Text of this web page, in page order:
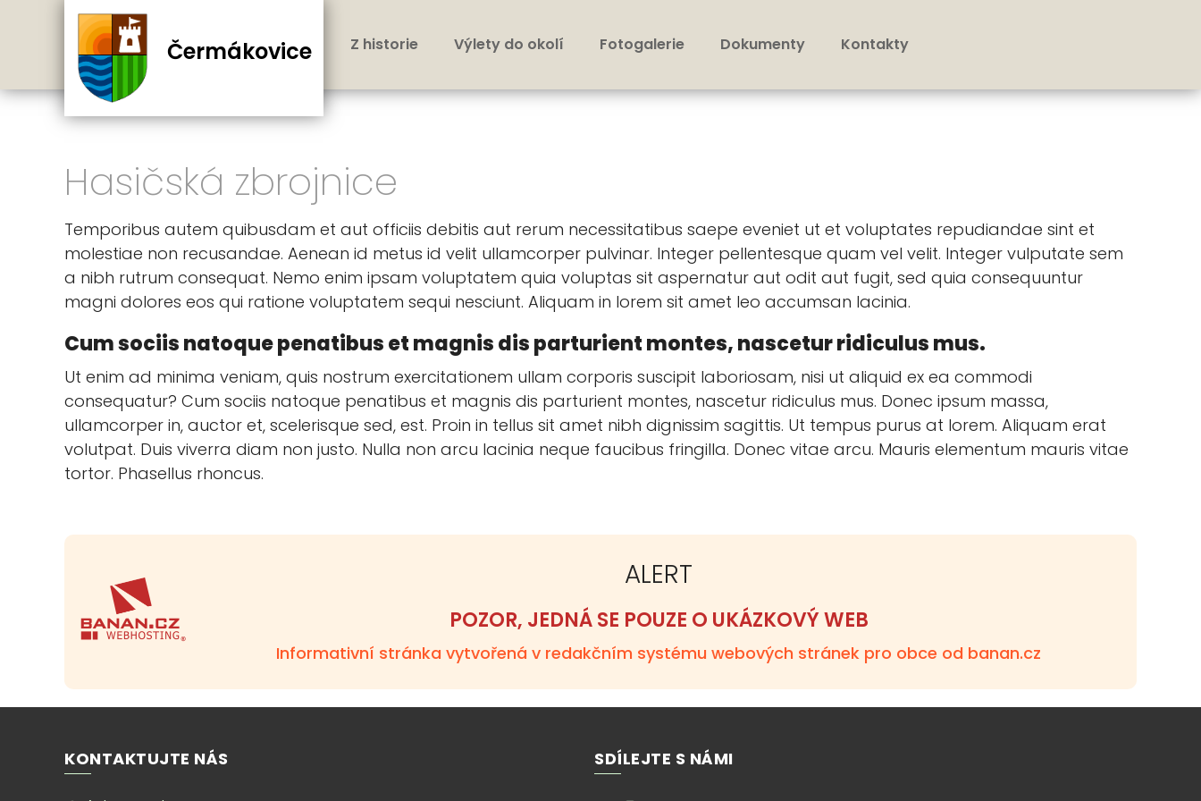
Čermákovice Z historie Výlety do okolí Fotogalerie Dokumenty Kontakty
Hasičská zbrojnice
Temporibus autem quibusdam et aut officiis debitis aut rerum necessitatibus saepe eveniet ut et voluptates repudiandae sint et
molestiae non recusandae. Aenean id metus id velit ullamcorper pulvinar. Integer pellentesque quam vel velit. Integer vulputate sem
a nibh rutrum consequat. Nemo enim ipsam voluptatem quia voluptas sit aspernatur aut odit aut fugit, sed quia consequuntur
magni dolores eos qui ratione voluptatem sequi nesciunt. Aliquam in lorem sit amet leo accumsan lacinia.
Cum sociis natoque penatibus et magnis dis parturient montes, nascetur ridiculus mus.
Ut enim ad minima veniam, quis nostrum exercitationem ullam corporis suscipit laboriosam, nisi ut aliquid ex ea commodi
consequatur? Cum sociis natoque penatibus et magnis dis parturient montes, nascetur ridiculus mus. Donec ipsum massa,
ullamcorper in, auctor et, scelerisque sed, est. Proin in tellus sit amet nibh dignissim sagittis. Ut tempus purus at lorem. Aliquam erat
volutpat. Duis viverra diam non justo. Nulla non arcu lacinia neque faucibus fringilla. Donec vitae arcu. Mauris elementum mauris vitae
tortor. Phasellus rhoncus.
ALERT
POZOR, JEDNÁ SE POUZE O UKÁZKOVÝ WEB
Informativní stránka vytvořená v redakčním systému webových stránek pro obce od banan.cz
KONTAKTUJTE NÁS SDÍLEJTE S NÁMI